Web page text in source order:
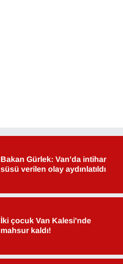
Bakan Gürlek: Van'da intihar
süsü verilen olay aydınlatıldı
İki çocuk Van Kalesi'nde
mahsur kaldı!